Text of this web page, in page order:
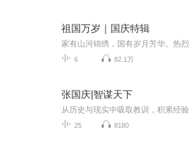
祖国万岁｜国庆特辑
6 82.1万
张国庆|智谋天下
从历史与现实中吸取教训，积累经验
25 8180